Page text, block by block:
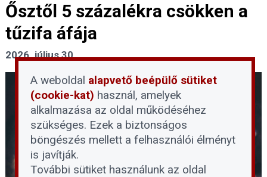
Ősztől 5 százalékra csökken a
tűzifa áfája
2026. július 30.
A weboldal alapvető beépülő sütiket
(cookie-kat) használ, amelyek
alkalmazása az oldal működéséhez
szükséges. Ezek a biztonságos
böngészés mellett a felhasználói élményt
is javítják.
További sütiket használunk az oldal